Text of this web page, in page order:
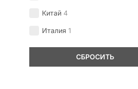
Китай 4
Италия 1
СБРОСИТЬ